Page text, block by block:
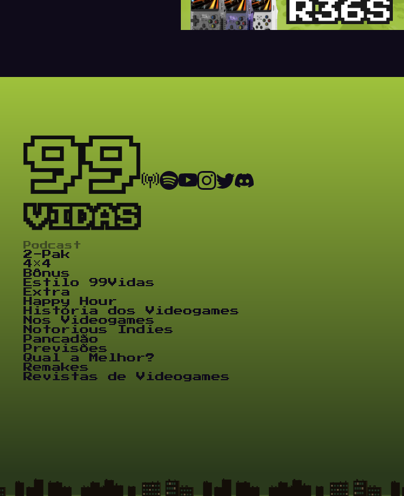
Podcast
2-Pak
4×4
Bônus
Estilo 99Vidas
Extra
Happy Hour
História dos Videogames
Nos Videogames
Notorious Indies
Pancadão
Previsões
Qual a Melhor?
Remakes
Revistas de Videogames